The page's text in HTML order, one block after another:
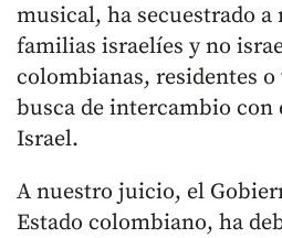
musical, ha secuestrado a
familias israelíes y no
colombianas, residentes
busca de intercambio con
Israel.
A nuestro juicio, el
Estado colombiano, ha